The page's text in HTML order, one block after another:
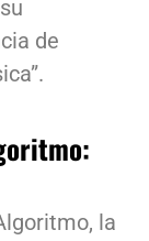
de
la